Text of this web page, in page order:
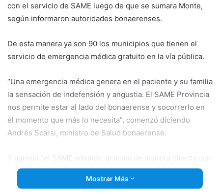
con el servicio de SAME luego de que se sumara Monte,
según informaron autoridades bonaerenses.
De esta manera ya son 90 los municipios que tienen el
servicio de emergencia médica gratuito en la vía pública.
“Una emergencia médica genera en el paciente y su familia
la sensación de indefensión y angustia. El SAME Provincia
nos permite estar al lado del bonaerense y socorrerlo en
el momento que más lo necesita”, comenzó diciendo
Andrés Scarsi, ministro de Salud bonaerense.
Y agregó “el SAME además, articula de manera directa con
las guardias de los hospitales. El paciente, de acuerdo al
grado de complejidad del caso, ingresa y es atendido de
Mostrar Más